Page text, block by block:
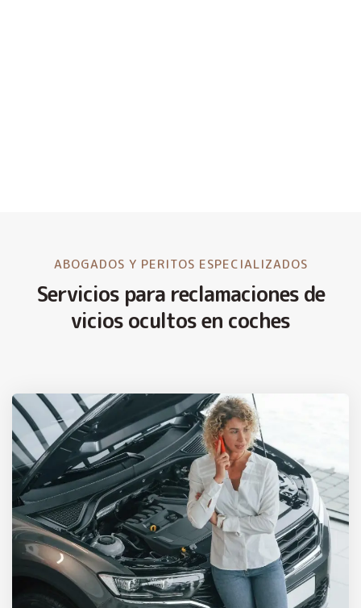
ABOGADOS Y PERITOS ESPECIALIZADOS
Servicios para reclamaciones de
vicios ocultos en coches